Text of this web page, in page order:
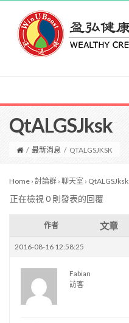
QtALGSJksk
/ 最新消息 / QTALGSJKSK
Home › 討論群 › 聊天室 › QtALGSJksk
正在檢視 0 則發表的回覆
作者 文章
2016-08-16 12:58:25
Fabian
訪客